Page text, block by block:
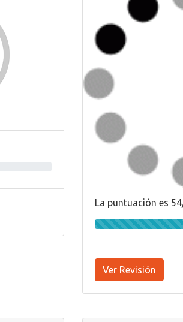
La puntuación es
Ver Revisión